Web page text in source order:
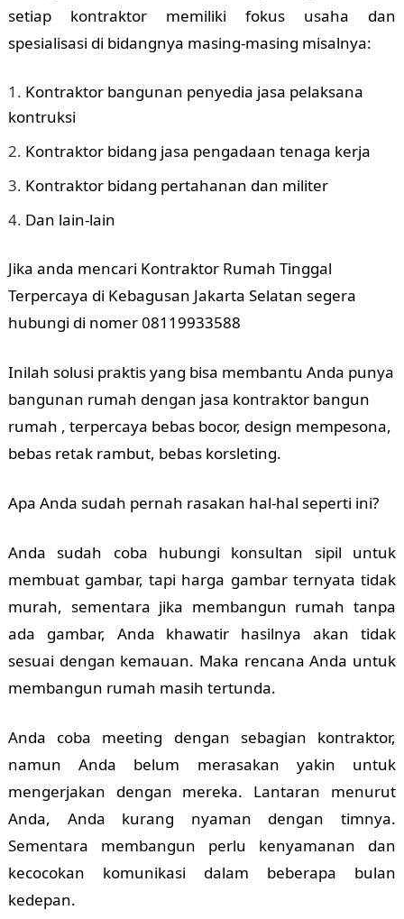
setiap kontraktor memiliki fokus usaha dan
spesialisasi di bidangnya masing-masing misalnya:
Kontraktor bangunan penyedia jasa pelaksana
kontruksi
Kontraktor bidang jasa pengadaan tenaga kerja
Kontraktor bidang pertahanan dan militer
Dan lain-lain
Jika anda mencari Kontraktor Rumah Tinggal
Terpercaya di Kebagusan Jakarta Selatan segera
hubungi di nomer 08119933588
Inilah solusi praktis yang bisa membantu Anda punya
bangunan rumah dengan jasa kontraktor bangun
rumah , terpercaya bebas bocor, design mempesona,
bebas retak rambut, bebas korsleting.
Apa Anda sudah pernah rasakan hal-hal seperti ini?
Anda sudah coba hubungi konsultan sipil untuk
membuat gambar, tapi harga gambar ternyata tidak
murah, sementara jika membangun rumah tanpa
ada gambar, Anda khawatir hasilnya akan tidak
sesuai dengan kemauan. Maka rencana Anda untuk
membangun rumah masih tertunda.
Anda coba meeting dengan sebagian kontraktor,
namun Anda belum merasakan yakin untuk
mengerjakan dengan mereka. Lantaran menurut
Anda, Anda kurang nyaman dengan timnya.
Sementara membangun perlu kenyamanan dan
kecocokan komunikasi dalam beberapa bulan
kedepan.